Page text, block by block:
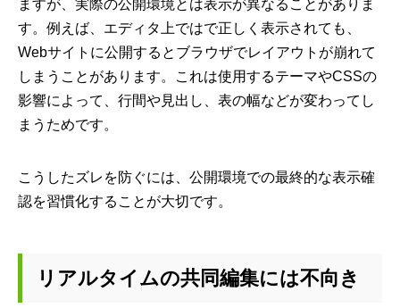
ますが、実際の公開環境とは表示が異なることがありま
す。例えば、エディタ上ではで正しく表示されても、
Webサイトに公開するとブラウザでレイアウトが崩れて
しまうことがあります。これは使用するテーマやCSSの
影響によって、行間や見出し、表の幅などが変わってし
まうためです。
こうしたズレを防ぐには、公開環境での最終的な表示確
認を習慣化することが大切です。
リアルタイムの共同編集には不向き